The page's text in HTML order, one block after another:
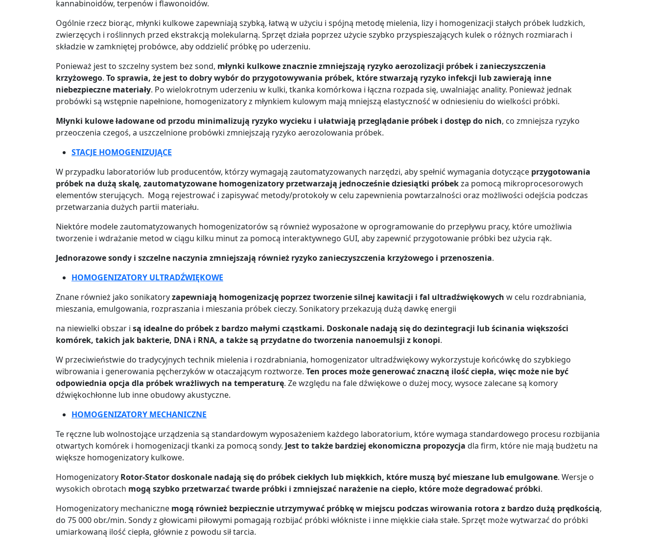
kannabinoidów, terpenów i flawonoidów.
Ogólnie rzecz biorąc, młynki kulkowe zapewniają szybką, łatwą w użyciu i spójną metodę mielenia, lizy i homogenizacji stałych próbek ludzkich,
zwierzęcych i roślinnych przed ekstrakcją molekularną. Sprzęt działa poprzez użycie szybko przyspieszających kulek o różnych rozmiarach i
składzie w zamkniętej probówce, aby oddzielić próbkę po uderzeniu.
Ponieważ jest to szczelny system bez sond, młynki kulkowe znacznie zmniejszają ryzyko aerozolizacji próbek i zanieczyszczenia
krzyżowego. To sprawia, że ​​jest to dobry wybór do przygotowywania próbek, które stwarzają ryzyko infekcji lub zawierają inne
niebezpieczne materiały. Po wielokrotnym uderzeniu w kulki, tkanka komórkowa i łączna rozpada się, uwalniając anality. Ponieważ jednak
probówki są wstępnie napełnione, homogenizatory z młynkiem kulowym mają mniejszą elastyczność w odniesieniu do wielkości próbki.
Młynki kulowe ładowane od przodu minimalizują ryzyko wycieku i ułatwiają przeglądanie próbek i dostęp do nich, co zmniejsza ryzyko
przeoczenia czegoś, a uszczelnione probówki zmniejszają ryzyko aerozolowania próbek.
STACJE HOMOGENIZUJĄCE
W przypadku laboratoriów lub producentów, którzy wymagają zautomatyzowanych narzędzi, aby spełnić wymagania dotyczące przygotowania
próbek na dużą skalę, zautomatyzowane homogenizatory przetwarzają jednocześnie dziesiątki próbekza pomocą mikroprocesorowych
elementów sterujących. Mogą rejestrować i zapisywać metody/protokoły w celu zapewnienia powtarzalności oraz możliwości odejścia podczas
przetwarzania dużych partii materiału.
Niektóre modele zautomatyzowanych homogenizatorów są również wyposażone w oprogramowanie do przepływu pracy, które umożliwia
tworzenie i wdrażanie metod w ciągu kilku minut za pomocą interaktywnego GUI, aby zapewnić przygotowanie próbki bez użycia rąk.
Jednorazowe sondy i szczelne naczynia zmniejszają również ryzyko zanieczyszczenia krzyżowego i przenoszenia.
HOMOGENIZATORY ULTRADŹWIĘKOWE
Znane również jako sonikatoryzapewniają homogenizację poprzez tworzenie silnej kawitacji i fal ultradźwiękowych w celu rozdrabniania,
mieszania, emulgowania, rozpraszania i mieszania próbek cieczy. Sonikatory przekazują dużą dawkę energii
na niewielki obszar i są idealne do próbek z bardzo małymi cząstkami. Doskonale nadają się do dezintegracji lub ścinania większości
komórek, takich jak bakterie, DNA i RNA, a także są przydatne do tworzenia nanoemulsji z konopi.
W przeciwieństwie do tradycyjnych technik mielenia i rozdrabniania, homogenizator ultradźwiękowy wykorzystuje końcówkę do szybkiego
wibrowania i generowania pęcherzyków w otaczającym roztworze. Ten proces może generować znaczną ilość ciepła, więc może nie być
odpowiednia opcja dla próbek wrażliwych na temperaturę. Ze względu na fale dźwiękowe o dużej mocy, wysoce zalecane są komory
dźwiękochłonne lub inne obudowy akustyczne.
HOMOGENIZATORY MECHANICZNE
Te ręczne lub wolnostojące urządzenia są standardowym wyposażeniem każdego laboratorium, które wymaga standardowego procesu rozbijania
otwartych komórek i homogenizacji tkanki za pomocą sondy. Jest to także bardziej ekonomiczna propozycja dla firm, które nie mają budżetu na
większe homogenizatory kulkowe.
Homogenizatory Rotor-Stator doskonale nadają się do próbek ciekłych lub miękkich, które muszą być mieszane lub emulgowane. Wersje o
wysokich obrotach mogą szybko przetwarzać twarde próbki i zmniejszać narażenie na ciepło, które może degradować próbki.
Homogenizatory mechaniczne mogą również bezpiecznie utrzymywać próbkę w miejscu podczas wirowania rotora z bardzo dużą prędkością,
do 75 000 obr./min. Sondy z głowicami piłowymi pomagają rozbijać próbki włókniste i inne miękkie ciała stałe. Sprzęt może wytwarzać do próbki
umiarkowaną ilość ciepła, głównie z powodu sił tarcia.